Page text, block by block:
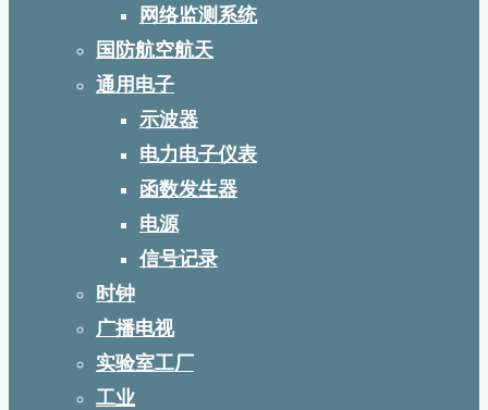
网络监测系统
国防航空航天
通用电子
示波器
电力电子仪表
函数发生器
电源
信号记录
时钟
广播电视
实验室工厂
工业